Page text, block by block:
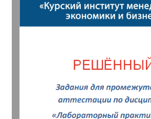
Студентам
38.03.04 Государственное и
управление 3,5 года (Бакалавриат)
38.03.04 Государственное и
управление 5 лет